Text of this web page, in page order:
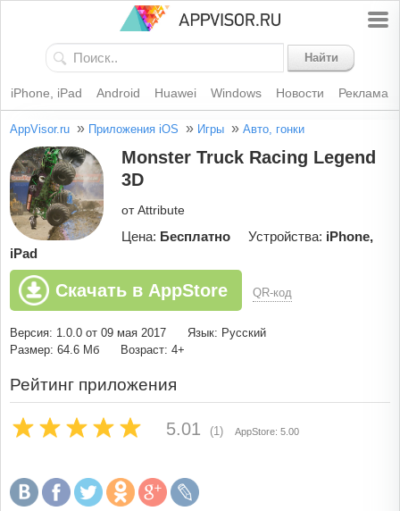
Найти
iPhone, iPad Android Huawei Windows Новости Реклама
AppVisor.ru » Приложения iOS » Игры » Авто, гонки
Monster Truck Racing Legend
3D
от Attribute
Цена: Бесплатно Устройства: iPhone,
iPad
Скачать в AppStore QR-код
Версия: 1.0.0 от 09 мая 2017
Язык: Русский
Размер: 64.6 Мб
Возраст: 4+
Рейтинг приложения
5.01 (1) AppStore: 5.00